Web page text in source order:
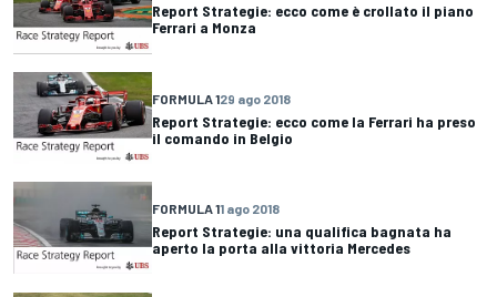
Report Strategie: ecco come è crollato il piano
Ferrari a Monza
FORMULA 129 ago 2018
Report Strategie: ecco come la Ferrari ha preso
il comando in Belgio
FORMULA 11 ago 2018
Report Strategie: una qualifica bagnata ha
aperto la porta alla vittoria Mercedes